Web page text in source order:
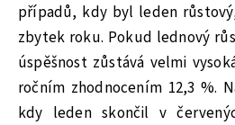
případů, kdy byl leden
zbytek roku. Pokud lednový
úspěšnost zůstává velmi
ročním zhodnocením 12,3 %.
kdy leden skončil v